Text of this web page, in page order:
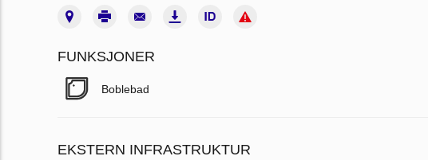
FUNKSJONER
Boblebad
EKSTERN INFRASTRUKTUR